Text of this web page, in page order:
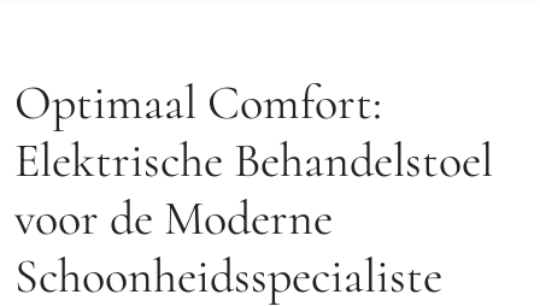
Optimaal Comfort:
Elektrische Behandelstoel
voor de Moderne
Schoonheidsspecialiste